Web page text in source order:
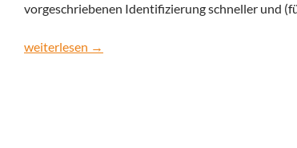
vorgeschriebenen Identifizierung schneller und
VideoIdent-Verfahren vor dem Aus? Geplante
weiterlesen →